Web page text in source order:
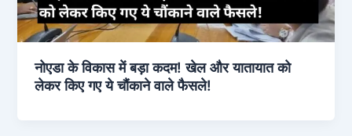
नोएडा के विकास में बड़ा कदम! खेल और यातायात को
लेकर किए गए ये चौंकाने वाले फैसले!